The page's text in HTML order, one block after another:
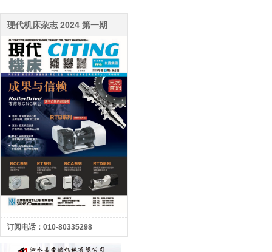
现代机床杂志 2024 第一期
订阅电话：010-80335298